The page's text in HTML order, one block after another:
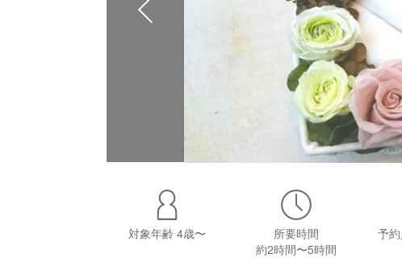
対象年齢 4歳〜
所要時間
約2時間〜5時間
予